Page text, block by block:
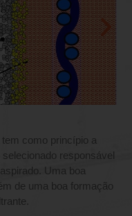
como princípio a
selecionado responsável
Uma boa
de uma boa formação